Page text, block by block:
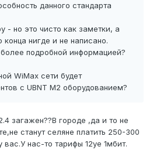
данного стандарта
- но это чисто как заметки, а
конца нигде и не написано.
подробной информацией?
WiMax сети будет
с UBNT М2 оборудованием?
загажен??В городе ,да и то не
станут селяне платить 250-300
вас.У нас-то тарифы 12уе 1мбит.